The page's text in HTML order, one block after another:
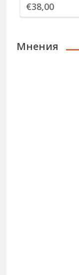
€38,00
Мнения